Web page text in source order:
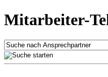
Mitarbeiter-